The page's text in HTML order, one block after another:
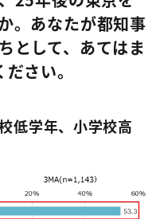
。あなたが都知事
として、あてはま
さい。
低学年、小学校高